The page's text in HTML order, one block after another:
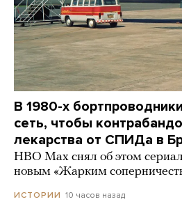
В 1980-х
сеть, чтобы
лекарства от СПИДа в
HBO Max снял об этом
новым «Жарким
ИСТОРИИ 10 часов назад